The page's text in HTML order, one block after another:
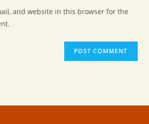
and website in this browser for the